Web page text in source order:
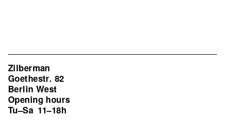
Zilberman
Goethestr. 82
Berlin West
Opening hours
Tu–Sa 11–18h